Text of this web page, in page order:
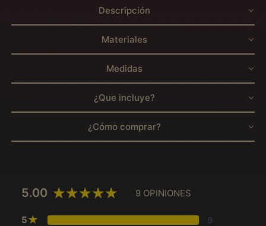
Descripción
Materiales
Medidas
¿Que incluye?
¿Cómo comprar?
5.00 9 OPINIONES
5★ 9